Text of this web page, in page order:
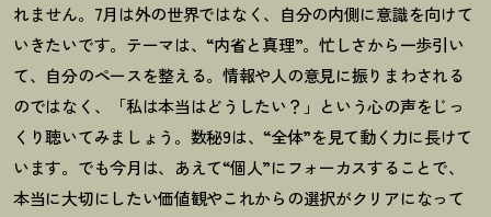
れません。 7月は外の世界ではなく、自分の内側に意識を向けて
いきたいです。テーマは、“内省と真理”。忙しさから一歩引い
て、自分のペースを整える。情報や人の意見に振りまわされる
のではなく、「私は本当はどうしたい ？ 」という心の声をじっ
くり聴いてみましょう。数秘9は、“全体”を見て動く力に長けて
います。でも今月は、あえて“個人”にフォーカスすることで、
本当に大切にしたい価値観やこれからの選択がクリアになって